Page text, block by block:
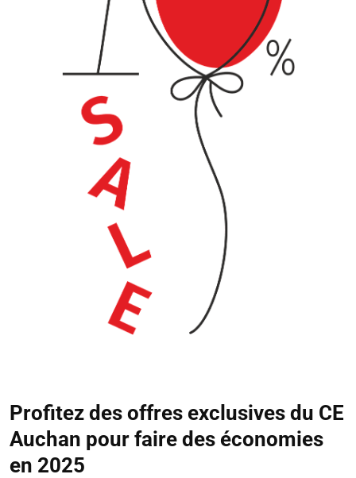
Profitez des offres exclusives du CE
Auchan pour faire des économies
en 2025